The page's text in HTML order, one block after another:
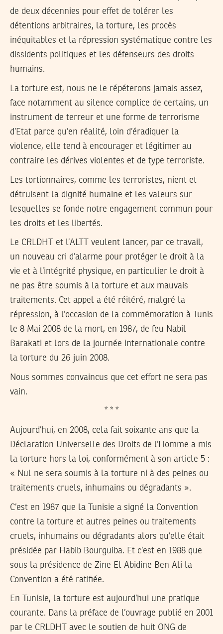
de deux décennies pour effet de tolérer les
détentions arbitraires, la torture, les procès
inéquitables et la répression systématique contre les
dissidents politiques et les défenseurs des droits
humains.
La torture est, nous ne le répéterons jamais assez,
face notamment au silence complice de certains, un
instrument de terreur et une forme de terrorisme
d’Etat parce qu’en réalité, loin d’éradiquer la
violence, elle tend à encourager et légitimer au
contraire les dérives violentes et de type terroriste.
Les tortionnaires, comme les terroristes, nient et
détruisent la dignité humaine et les valeurs sur
lesquelles se fonde notre engagement commun pour
les droits et les libertés.
Le CRLDHT et l’ALTT veulent lancer, par ce travail,
un nouveau cri d’alarme pour protéger le droit à la
vie et à l’intégrité physique, en particulier le droit à
ne pas être soumis à la torture et aux mauvais
traitements. Cet appel a été réitéré, malgré la
répression, à l’occasion de la commémoration à Tunis
le 8 Mai 2008 de la mort, en 1987, de feu Nabil
Barakati et lors de la journée internationale contre
la torture du 26 juin 2008.
Nous sommes convaincus que cet effort ne sera pas
vain.
* * *
Aujourd’hui, en 2008, cela fait soixante ans que la
Déclaration Universelle des Droits de l’Homme a mis
la torture hors la loi, conformément à son article 5 :
« Nul ne sera soumis à la torture ni à des peines ou
traitements cruels, inhumains ou dégradants ».
C’est en 1987 que la Tunisie a signé la Convention
contre la torture et autres peines ou traitements
cruels, inhumains ou dégradants alors qu’elle était
présidée par Habib Bourguiba. Et c’est en 1988 que
sous la présidence de Zine El Abidine Ben Ali la
Convention a été ratifiée.
En Tunisie, la torture est aujourd’hui une pratique
courante. Dans la préface de l’ouvrage publié en 2001
par le CRLDHT avec le soutien de huit ONG de